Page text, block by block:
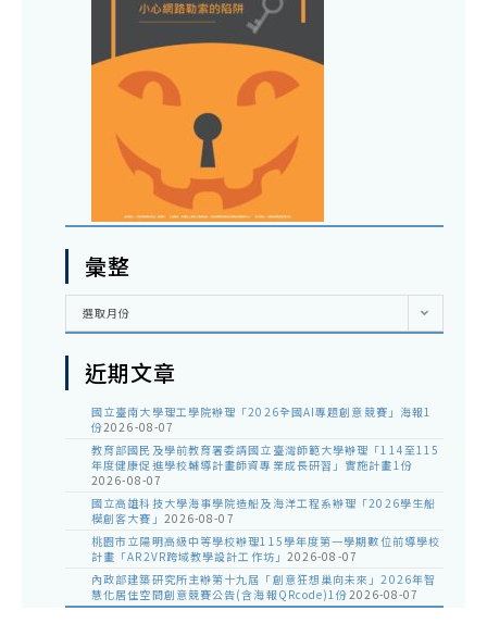
彙整
彙
選取月份
近期文章
國立臺南大學理工學院辦理「2026全國AI專題創意競賽」海報1
份2026-08-07
教育部國民及學前教育署委請國立臺灣師範大學辦理「114至115
年度健康促進學校輔導計畫師資專業成長研習」實施計畫1份
2026-08-07
國立高雄科技大學海事學院造船及海洋工程系辦理「2026學生船
模創客大賽」 2026-08-07
桃園市立陽明高級中等學校辦理115學年度第一學期數位前導學校
計畫「AR2VR跨域教學設計工作坊」 2026-08-07
內政部建築研究所主辦第十九屆「創意狂想巢向未來」2026年智
慧化居住空間創意競賽公告(含海報QRcode)1份2026-08-07